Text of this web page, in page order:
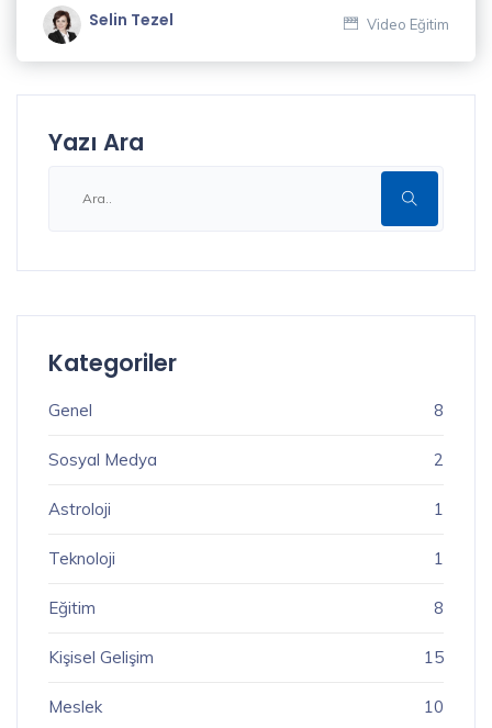
Selin Tezel Video Eğitim
Yazı Ara
Kategoriler
Genel 8
Sosyal Medya 2
Astroloji 1
Teknoloji 1
Eğitim 8
Kişisel Gelişim 15
Meslek 10